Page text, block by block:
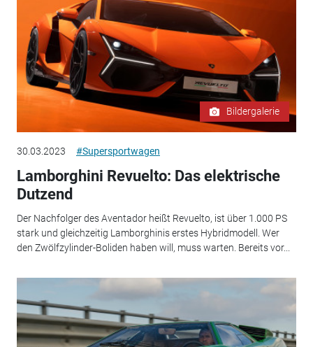
Bildergalerie
30.03.2023 #Supersportwagen
Lamborghini Revuelto: Das elektrische
Dutzend
Der Nachfolger des Aventador heißt Revuelto, ist über 1.000 PS
stark und gleichzeitig Lamborghinis erstes Hybridmodell. Wer
den Zwölfzylinder-Boliden haben will, muss warten. Bereits vor...